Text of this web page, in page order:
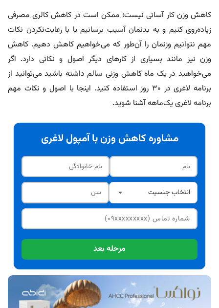
کاهش وزن کار آسانی نیست؛ ممکن است در کاهش کالری مصرفی
زیاده‌روی کنیم و به بدنمان آسیب برسانیم یا با رعایت‌نکردن نکات
مهم نتوانیم وزنمان را آن‌طور که می‌خواهیم کاهش دهیم. کاهش
وزن نیز مانند بسیاری از کارهای دیگر اصول و نکاتی دارد. اگر
می‌خواهید در یک ماه کاهش وزنی سالم داشته باشید می‌توانید از
برنامه لاغری در ۳۰ روز استفاده کنید. اینجا با اصول و نکات مهم
برنامه لاغری یک‌ماهه آشنا شوید.
مشاوره کاهش وزن با آمپول لاغری
مرحله بعد